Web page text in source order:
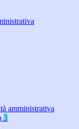
amministrativa
3